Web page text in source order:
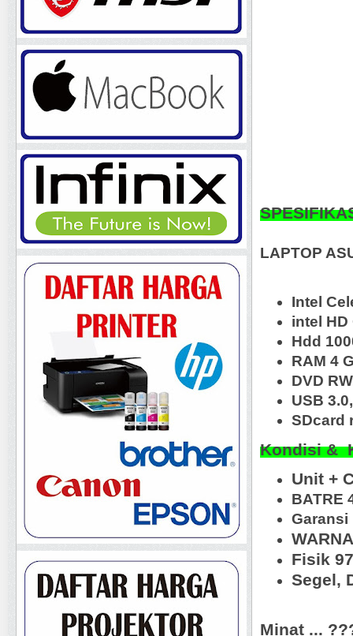
LAPTOP
Intel
intel
Hdd
RAM 4
DVD
USB
SDcard
Kondisi &
Unit +
BATRE
Garansi
Fisik
Segel,
Minat ...